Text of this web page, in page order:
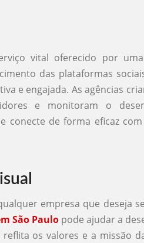
vital oferecido por uma
das plataformas
e engajada. As agências
e monitoram o
conecte de forma eficaz
empresa que deseja
São Paulo pode ajudar a
os valores e a missão